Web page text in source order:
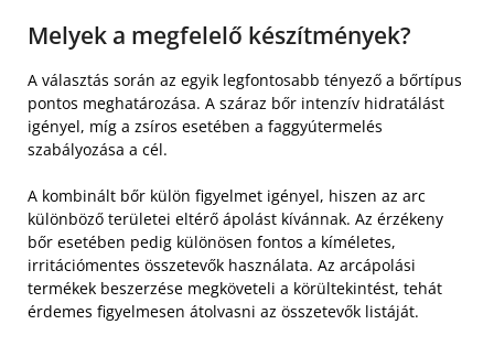
Melyek a megfelelő készítmények?
A választás során az egyik legfontosabb tényező a bőrtípus
pontos meghatározása. A száraz bőr intenzív hidratálást
igényel, míg a zsíros esetében a faggyútermelés
szabályozása a cél.
A kombinált bőr külön figyelmet igényel, hiszen az arc
különböző területei eltérő ápolást kívánnak. Az érzékeny
bőr esetében pedig különösen fontos a kíméletes,
irritációmentes összetevők használata. Az arcápolási
termékek beszerzése megköveteli a körültekintést, tehát
érdemes figyelmesen átolvasni az összetevők listáját.